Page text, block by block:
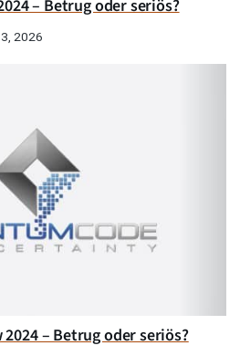
– Betrug oder seriös?
2026
– Betrug oder seriös?